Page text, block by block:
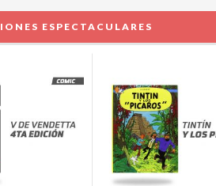
ESPECTACULARES